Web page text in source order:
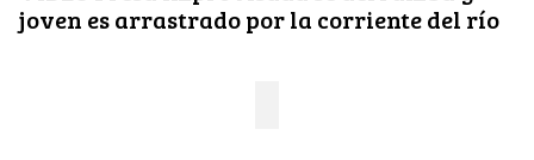
joven es arrastrado por la corriente del río